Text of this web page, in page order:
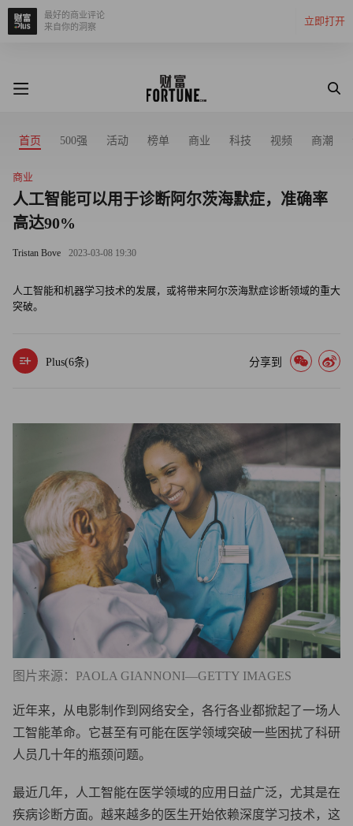
立即打开
最好的商业评论
来自你的洞察
首页 500强 活动 榜单 商业 科技 视频 商潮
商业
人工智能可以用于诊断阿尔茨海默症，准确率
高达90%
Tristan Bove 2023-03-08 19:30
人工智能和机器学习技术的发展，或将带来阿尔茨海默症诊断领域的重大
突破。
Plus(6条) 分享到
图片来源：PAOLA GIANNONI—GETTY IMAGES
近年来，从电影制作到网络安全，各行各业都掀起了一场人
工智能革命。它甚至有可能在医学领域突破一些困扰了科研
人员几十年的瓶颈问题。
最近几年，人工智能在医学领域的应用日益广泛，尤其是在
疾病诊断方面。越来越多的医生开始依赖深度学习技术，这